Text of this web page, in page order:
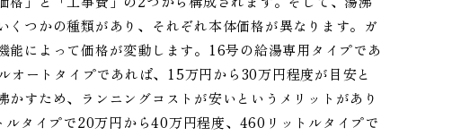
つかの種類があり、それぞれ本体価格が異なります。ガ
によって価格が変動します。16号の給湯専用タイプであ
ートタイプであれば、15万円から30万円程度が目安と
すため、ランニングコストが安いというメリットがあり
タイプで20万円から40万円程度、460リットルタイプで